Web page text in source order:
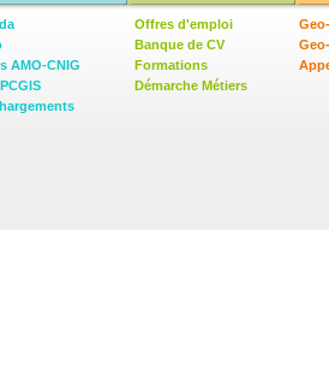
AMO-CNIG
Offres d'emploi
Banque de CV
Formations
Démarche Métiers